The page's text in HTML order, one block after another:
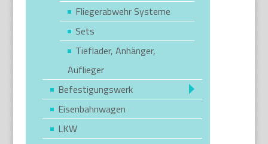
Fliegerabwehr Systeme
Sets
Tieflader, Anhänger,
Auflieger
Befestigungswerk
Eisenbahnwagen
LKW